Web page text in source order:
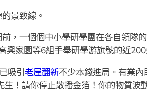
景致線。
，一個個中小學研學團在各自領隊
家園等6組手舉研學游旗號的近
吸引老屋翻新不少本錢進局。有業
生！請你停止散播金箔！你的物質